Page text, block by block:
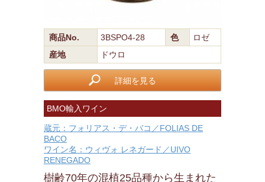
商品No. 3BSPO4-28 色
ロゼ
産地
ドウロ
詳細を見る
BMO輸入ワイン
蔵元：フォリアス・デ・バコ／FOLIAS DE
BACO
ワイン名：ウィヴォ レネガード／UIVO
RENEGADO
樹齢70年の混植25品種から生まれた